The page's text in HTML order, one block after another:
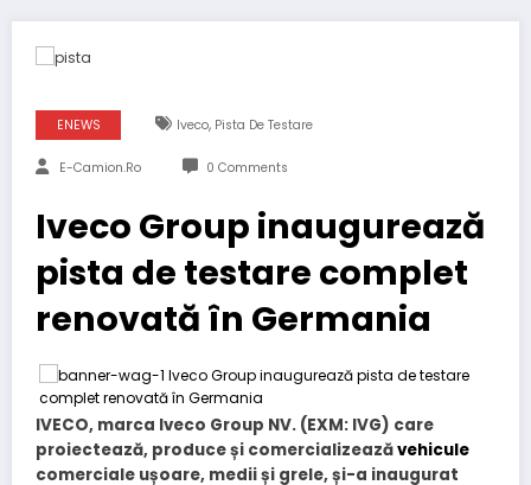
ENEWS Iveco, Pista De Testare
E-Camion.ro 0 Comments
Iveco Group inaugurează
pista de testare complet
renovată în Germania
IVECO, marca Iveco Group NV. (EXM: IVG) care
proiectează, produce și comercializeazăvehicule
comerciale ușoare, medii și grele, și-a inaugurat